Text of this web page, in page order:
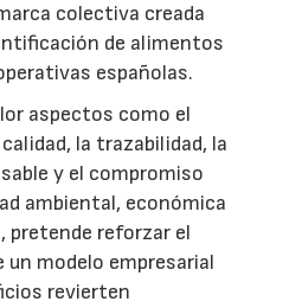
colectiva creada
de alimentos
españolas.
aspectos como el
la trazabilidad, la
y el compromiso
ambiental, económica
pretende reforzar el
modelo empresarial
revierten